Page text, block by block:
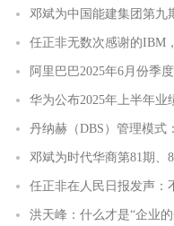
邓斌为中国能建集团第九
任正非无数次感谢的IBM
阿里巴巴2025年6月份季
华为公布2025年上半年业
丹纳赫（DBS）管理模式
邓斌为时代华商第81期、
任正非在人民日报发声：
洪天峰：什么才是“企业的